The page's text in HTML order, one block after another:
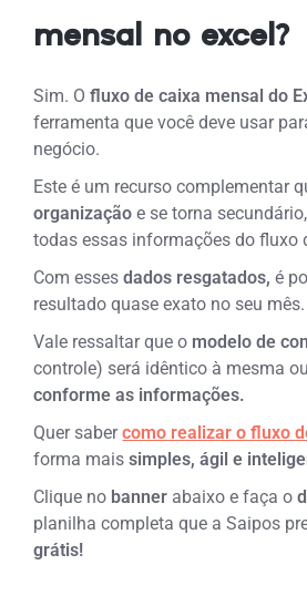
mensal no excel?
Sim. Ofluxo de caixa mensal do
ferramenta que você deve usar
negócio.
Este é um recurso complementar
organização e se torna
todas essas informações do fluxo
Com essesdados resgatados, é
resultado quase exato no seu mês.
Vale ressaltar que o modelo de
controle) será idêntico à mesma
conforme as informações.
Quer sabercomo realizar o fluxo
forma maissimples, ágil e
Clique no banner abaixo e faça o
planilha completa que a Saipos
grátis!